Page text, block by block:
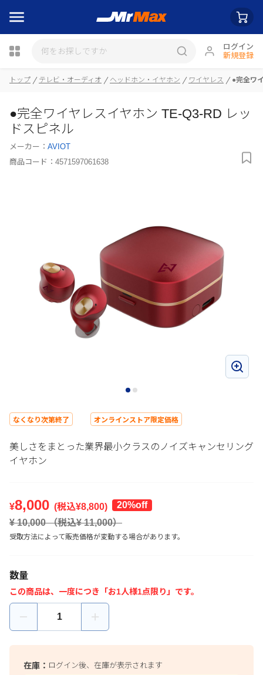
ログイン
新規登録
トップ テレビ・オーディオ ヘッドホン・イヤホン ワイヤレス ●完全ワ
●完全ワイヤレスイヤホン TE-Q3-RD レッ
ドスピネル
メーカー： AVIOT
商品コード： 4571597061638
なくなり次第終了 オンラインストア限定価格
美しさをまとった業界最小クラスのノイズキャンセリング
イヤホン
¥8,000 (税込¥8,800)
20%off
¥ 10,000（税込¥11,000）
受取方法によって販売価格が変動する場合があります。
数量
この商品は、一度につき「お1人様1点限り」です。
在庫： ログイン後、在庫が表示されます